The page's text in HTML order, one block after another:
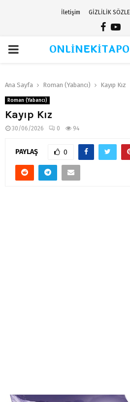
İletişim GİZLİLİK
PRIMARY
Ana Sayfa Roman (Yabancı) Kayıp Kız
Roman (Yabancı)
Kayıp Kız
30/06/2026 0 94
PAYLAŞ 0